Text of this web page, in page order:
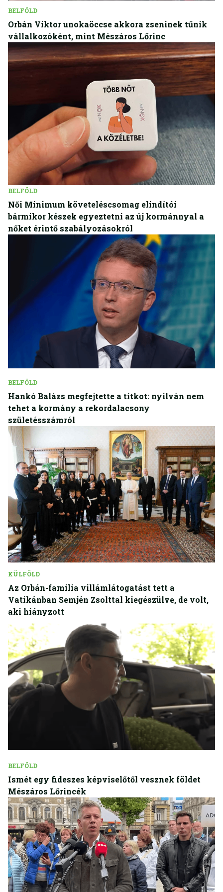
BELFÖLD
Orbán Viktor unokaöccse akkora zseninek tűnik
vállalkozóként, mint Mészáros Lőrinc
BELFÖLD
Női Minimum követeléscsomag elindítói
bármikor készek egyeztetni az új kormánnyal a
nőket érintő szabályozásokról
BELFÖLD
Hankó Balázs megfejtette a titkot: nyilván nem
tehet a kormány a rekordalacsony
születésszámról
KÜLFÖLD
Az Orbán-familia villámlátogatást tett a
Vatikánban Semjén Zsolttal kiegészülve, de volt,
aki hiányzott
BELFÖLD
Ismét egy fideszes képviselőtől vesznek földet
Mészáros Lőrincék